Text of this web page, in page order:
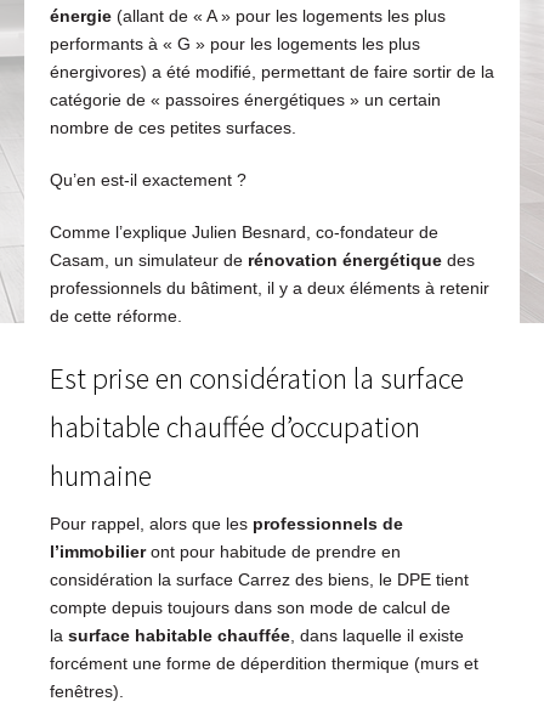
énergie(allant de « A » pour les logements les plus
performants à « G » pour les logements les plus
énergivores) a été modifié, permettant de faire sortir de la
catégorie de « passoires énergétiques » un certain
nombre de ces petites surfaces.
Qu’en est-il exactement ?
Comme l’explique Julien Besnard, co-fondateur de
Casam, un simulateur de rénovation énergétiquedes
professionnels du bâtiment, il y a deux éléments à retenir
de cette réforme.
Est prise en considération la surface
habitable chauffée d’occupation
humaine
Pour rappel, alors que les professionnels de
l’immobilieront pour habitude de prendre en
considération la surface Carrez des biens, le DPE tient
compte depuis toujours dans son mode de calcul de
la surface habitable chauffée, dans laquelle il existe
forcément une forme de déperdition thermique (murs et
fenêtres).